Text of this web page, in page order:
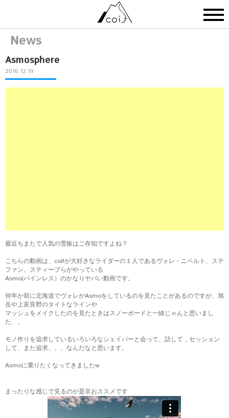
News
Asmosphere
2016.12.19
最近ちまたで人気の雪板はご存知ですよね？
こちらの動画は、coifが大好きなライダーの１人であるヴォレ・ニベルト、ステ
ファン、スティーブらがやっている
Asmo(バインレス）のかなりヤバい動画です。
何年か前に北海道でヴォレがAsmoをしているのを見たことがあるのですが、旭
岳や上富良野のタイトなラインや
マッシュをメイクしたのを見たときはスノーボードと一緒じゃんと思いまし
た、、
モノ作りを追求しているいろいろなシェイパーと会って、話して，セッション
して、また追求、、、なんだなと思います。
Asmoに乗りたくなってきましたw
まったりな感じで見るのが是非おススメです